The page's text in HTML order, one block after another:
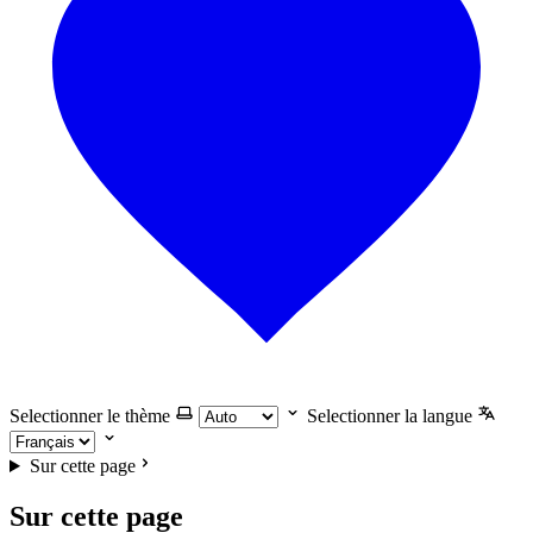
Selectionner le thème Selectionner la langue
Sur cette page
Sur cette page